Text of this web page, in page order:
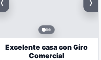
Excelente casa con Giro
Comercial